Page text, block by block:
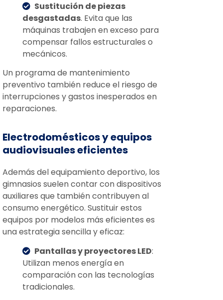
Sustitución de piezas
desgastadas. Evita que las
máquinas trabajen en exceso para
compensar fallos estructurales o
mecánicos.
Un programa de mantenimiento
preventivo también reduce el riesgo de
interrupciones y gastos inesperados en
reparaciones.
Electrodomésticos y equipos
audiovisuales eficientes
Además del equipamiento deportivo, los
gimnasios suelen contar con dispositivos
auxiliares que también contribuyen al
consumo energético. Sustituir estos
equipos por modelos más eficientes es
una estrategia sencilla y eficaz:
Pantallas y proyectores LED:
Utilizan menos energía en
comparación con las tecnologías
tradicionales.